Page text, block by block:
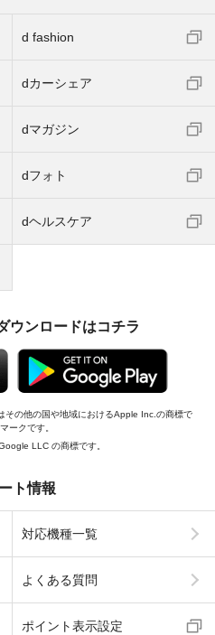
d fashion
dカーシェア
dマガジン
dフォト
dヘルスケア
ウンロードはコチラ
の他の国や地域におけるApple Inc.の商標で
ークです。
LLC の商標です。
ト情報
対応機種一覧
よくある質問
ポイント表示設定